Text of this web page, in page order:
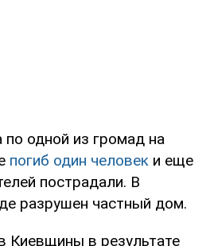
по одной из громад на
погиб один человек и еще
пострадали. В
разрушен частный дом.
Киевщины в результате